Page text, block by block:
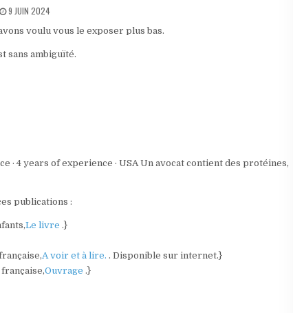
PUBLISHED
9 JUIN 2024
voulu vous le exposer plus bas.
sans ambiguïté.
· 4 years of experience · USA Un avocat contient des protéines,
publications :
Le livre.}
A voir et à lire.. Disponible sur internet.}
Ouvrage.}